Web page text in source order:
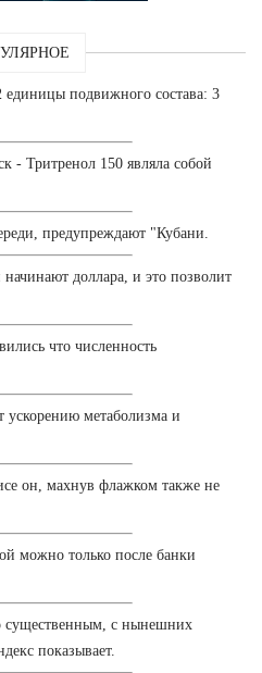
единицы подвижного состава: 3
- Тритренол 150 являла собой
предупреждают "Кубани.
доллара, и это позволит
что численность
ускорению метаболизма и
он, махнув флажком также не
можно только после банки
существенным, с нынешних
показывает.